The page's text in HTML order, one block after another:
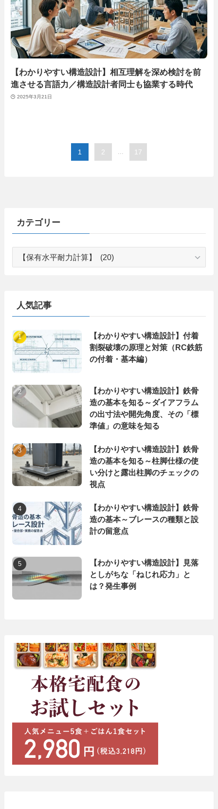
【わかりやすい構造設計】相互理解を深め検討を前
進させる言語力／構造設計者同士も協業する時代
2025年3月21日
1 2 ... 17
カテゴリー
人気記事
【わかりやすい構造設計】付着
割裂破壊の原理と対策（RC鉄筋
の付着・基本編）
【わかりやすい構造設計】鉄骨
造の基本を知る～ダイアフラム
の出寸法や開先角度、その「標
準値」の意味を知る
【わかりやすい構造設計】鉄骨
造の基本を知る～柱脚仕様の使
い分けと露出柱脚のチェックの
視点
【わかりやすい構造設計】鉄骨
造の基本～ブレースの種類と設
計の留意点
【わかりやすい構造設計】見落
としがちな「ねじれ応力」と
は？発生事例